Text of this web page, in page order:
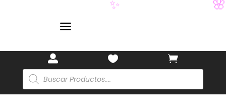
a
 

Búsqueda
de
productos
✨ 🌸